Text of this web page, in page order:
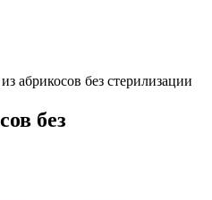
абрикосов без стерилизации
без